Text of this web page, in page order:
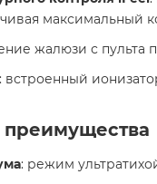
максимальный
жалюзи с пульта
: встроенный
: режим